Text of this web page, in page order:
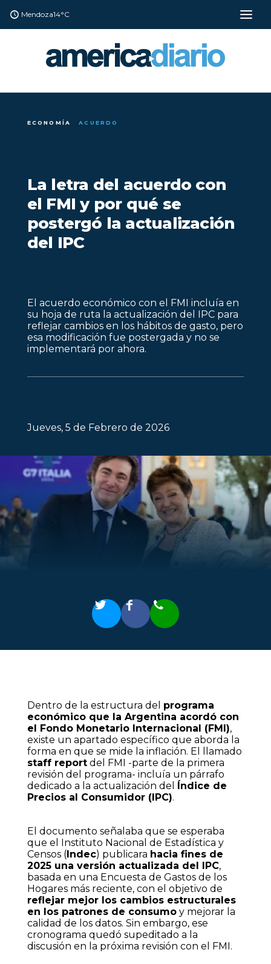
Mendoza14°C
ECONOMÍA ACUERDO
La letra del acuerdo con
el FMI y por qué se
postergó la actualización
del IPC
El acuerdo económico con el FMI incluía en
su hoja de ruta la actualización del IPC para
reflejar cambios en los hábitos de gasto, pero
esa modificación fue postergada y no se
implementará por ahora.
Jueves, 5 de Febrero de 2026
Dentro de la estructura del programa
económico que la Argentina acordó con
el Fondo Monetario Internacional (FMI),
existe un apartado específico que aborda la
forma en que se mide la inflación. El llamado
staff reportdel FMI -parte de la primera
revisión del programa- incluía un párrafo
dedicado a la actualización del Índice de
Precios al Consumidor (IPC).
El documento señalaba que se esperaba
que el Instituto Nacional de Estadística y
Censos (Indec) publicara hacia fines de
2025 una versión actualizada del IPC,
basada en una Encuesta de Gastos de los
Hogares más reciente, con el objetivo de
reflejar mejor los cambios estructurales
en los patrones de consumoy mejorar la
calidad de los datos. Sin embargo, ese
cronograma quedó supeditado a la
discusión en la próxima revisión con el FMI.